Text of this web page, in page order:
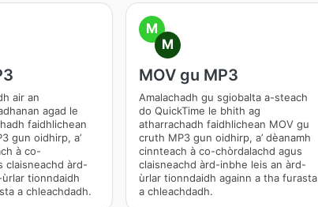
air an
agad le
faidhlichean
gun oidhirp, a’
à co-
claisneachd àrd-
tionndaidh
a chleachdadh.
M
M
MOV gu MP3
Amalachadh gu sgiobalta a-steach
do QuickTime le bhith ag
atharrachadh faidhlichean MOV gu
cruth MP3 gun oidhirp, a’ dèanamh
cinnteach à co-chòrdalachd agus
claisneachd àrd-inbhe leis an àrd-
ùrlar tionndaidh againn a tha furasta
a chleachdadh.